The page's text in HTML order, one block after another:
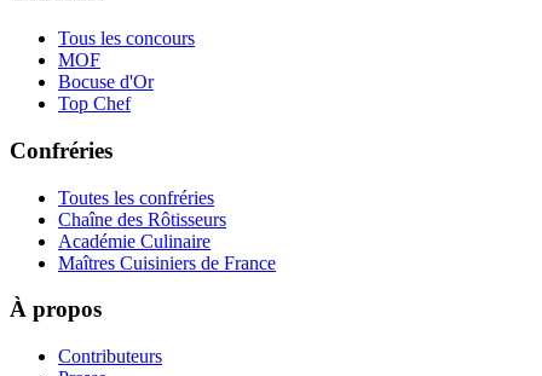
Tous les concours
MOF
Bocuse d'Or
Top Chef
Confréries
Toutes les confréries
Chaîne des Rôtisseurs
Académie Culinaire
Maîtres Cuisiniers de France
À propos
Contributeurs